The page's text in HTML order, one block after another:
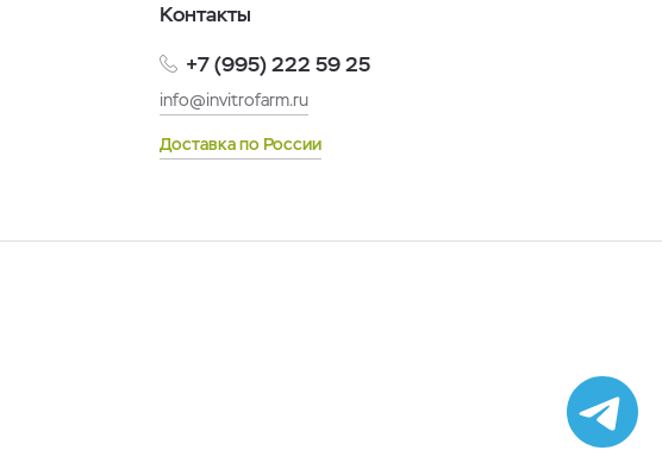
Контакты
+7 (995) 222 59 25
info@invitrofarm.ru
Доставка по России